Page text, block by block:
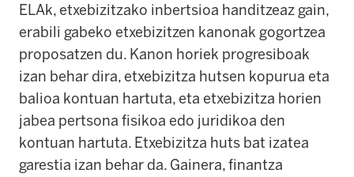
ELAk, etxebizitzako inbertsioa handitzeaz gain,
erabili gabeko etxebizitzen kanonak gogortzea
proposatzen du. Kanon horiek progresiboak
izan behar dira, etxebizitza hutsen kopurua eta
balioa kontuan hartuta, eta etxebizitza horien
jabea pertsona fisikoa edo juridikoa den
kontuan hartuta. Etxebizitza huts bat izatea
garestia izan behar da. Gainera, finantza